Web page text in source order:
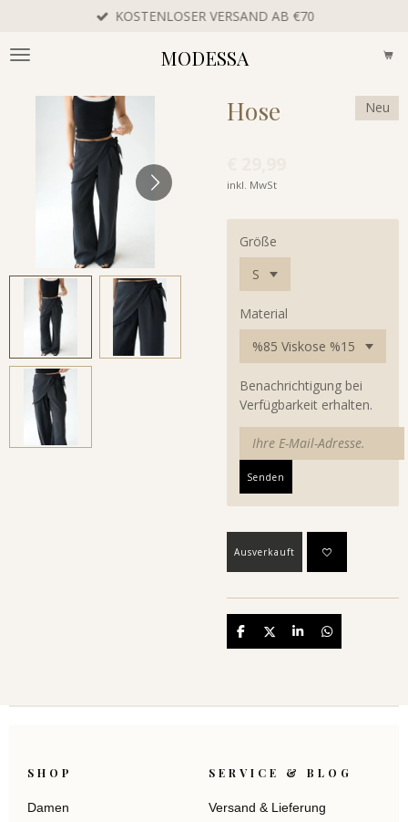
springen
MODESSA
KOSTENLOSER VERSAND AB €70
Hose Neu
inkl. MwSt
Größe
Material
Benachrichtigung bei
Verfügbarkeit erhalten.
Senden
Ausverkauft
TeilenTeilenTeilenTeilen
SHOP
Damen
SERVICE & BLOG
Versand & Lieferung